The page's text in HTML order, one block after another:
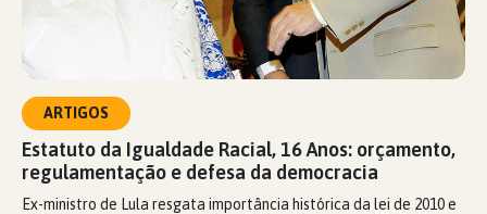
ARTIGOS
Estatuto da Igualdade Racial, 16 Anos: orçamento,
regulamentação e defesa da democracia
Ex-ministro de Lula resgata importância histórica da lei de 2010 e